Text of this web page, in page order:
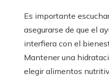
Es importante
asegurarse de que el
interfiera con el
Mantener una
elegir alimentos